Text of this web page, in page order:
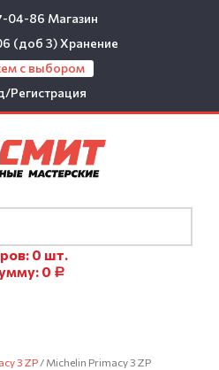
04-86 Магазин
(доб 3)Хранение
с выбором
Регистрация
0 шт.
0 Р
3 ZP / Michelin Primacy 3 ZP